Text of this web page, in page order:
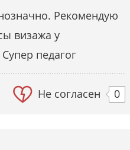
Рекомендую
визажа у
педагог
Не согласен 0